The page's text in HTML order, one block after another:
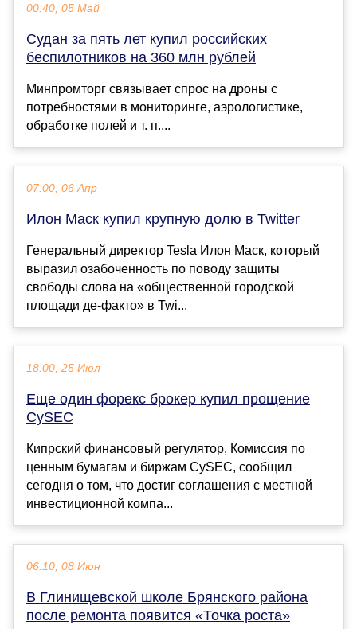
00:40, 05 Май
Судан за пять лет купил российских
беспилотников на 360 млн рублей
Минпромторг связывает спрос на дроны с
потребностями в мониторинге, аэрологистике,
обработке полей и т. п....
07:00, 06 Апр
Илон Маск купил крупную долю в Twitter
Генеральный директор Tesla Илон Маск, который
выразил озабоченность по поводу защиты
свободы слова на «общественной городской
площади де-факто» в Twi...
18:00, 25 Июл
Еще один форекс брокер купил прощение
CySEС
Кипрский финансовый регулятор, Комиссия по
ценным бумагам и биржам CySEС, сообщил
сегодня о том, что достиг соглашения с местной
инвестиционной компа...
06:10, 08 Июн
В Глинищевской школе Брянского района
после ремонта появится «Точка роста»